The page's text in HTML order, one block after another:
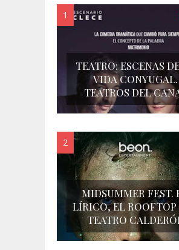
TEATRO: ESCENAS
VIDA CONYUGAL.
TEATROS DEL
MIDSUMMER FEST.
LÍRICO, EL ROOFTOP
TEATRO